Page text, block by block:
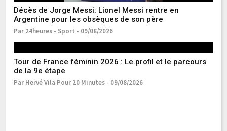
Décès de Jorge Messi: Lionel Messi rentre en
Argentine pour les obsèques de son père
Par 24heures - Sport - 09/08/2026
Tour de France féminin 2026 : Le profil et le parcours
de la 9e étape
Par Hervé Vila Pour 20 Minutes - 09/08/2026